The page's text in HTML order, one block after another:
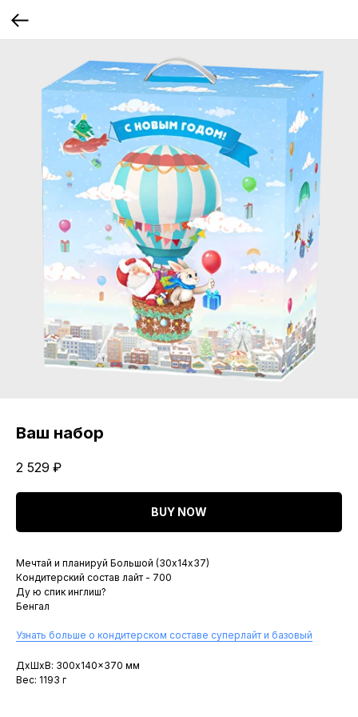
Ваш набор
2 529 ₽
BUY NOW
Мечтай и планируй Большой (30х14х37)
Кондитерский состав лайт - 700
Ду ю спик инглиш?
Бенгал
Узнать больше о кондитерском составе суперлайт и базовый
ДxШxВ: 300x140x370 мм
Вес: 1193 г